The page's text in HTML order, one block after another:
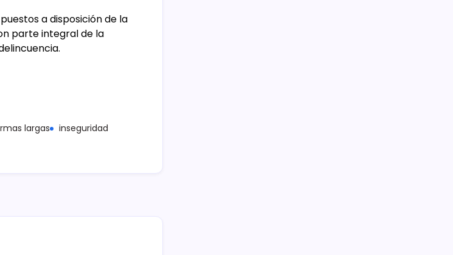
a disposición de la
parte integral de la
largas
inseguridad